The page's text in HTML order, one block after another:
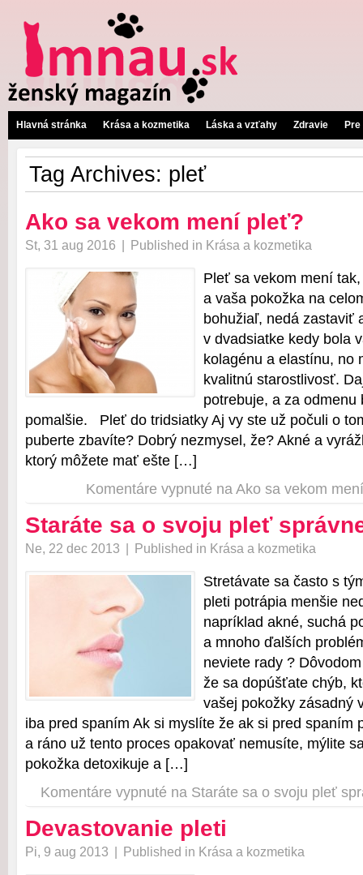
Hlavná stránka Krása a kozmetika Láska a vzťahy Zdravie
Tag Archives: pleť
Ako sa vekom mení pleť?
St, 31 aug 2016 | Published in Krása a kozmetika
Pleť sa vekom mení
a vaša pokožka na
bohužiaľ, nedá zastaviť
v dvadsiatke kedy bola
kolagénu a elastínu, no
kvalitnú starostlivosť.
potrebuje, a za odmenu
pomalšie. Pleť do tridsiatky Aj vy ste už počuli o
puberte zbavíte? Dobrý nezmysel, že? Akné a
ktorý môžete mať ešte […]
Komentáre vypnuté na Ako sa vekom
Staráte sa o svoju pleť
Ne, 22 dec 2013 | Published in Krása a kozmetika
Stretávate sa často s
pleti potrápia menšie
napríklad akné, suchá
a mnoho ďalších
neviete rady ?
že sa dopúšťate chýb,
vašej pokožky zásadný
iba pred spaním Ak si myslíte že ak si pred spaním
a ráno už tento proces opakovať nemusíte, mýlite
pokožka detoxikuje a […]
Komentáre vypnuté na Staráte sa o svoju pleť
Devastovanie pleti
Pi, 9 aug 2013 | Published in Krása a kozmetika